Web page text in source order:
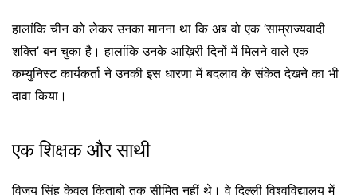
हालांकि चीन को लेकर उनका मानना था कि अब वो एक ‘साम्राज्यवादी
शक्ति’ बन चुका है। हालांकि उनके आख़िरी दिनों में मिलने वाले एक
कम्युनिस्ट कार्यकर्ता ने उनकी इस धारणा में बदलाव के संकेत देखने का भी
दावा किया।
एक शिक्षक और साथी
विजय सिंह केवल किताबों तक सीमित नहीं थे। वे दिल्ली विश्वविद्यालय में